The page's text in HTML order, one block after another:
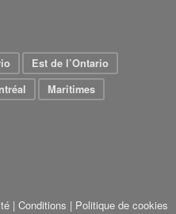
Est de l’Ontario
Maritimes
| Conditions | Politique de cookies